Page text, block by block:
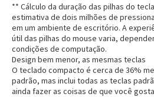
** Cálculo da duração das pilhas do
estimativa de dois milhões de
em um ambiente de escritório. A
útil das pilhas do mouse varia,
condições de computação.
Design bem menor, as mesmas teclas
O teclado compacto é cerca de 36%
padrão, mas inclui todas as teclas
ainda fazer as coisas de que você